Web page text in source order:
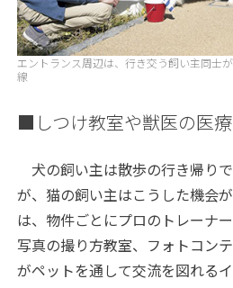
エントランス周辺は、行き交う飼い主同士
線
■しつけ教室や獣医の医
犬の飼い主は散歩の行き帰り
が、猫の飼い主はこうした機会
は、物件ごとにプロのトレーナ
写真の撮り方教室、フォトコン
がペットを通して交流を図れる